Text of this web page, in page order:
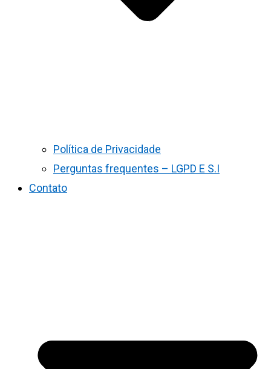
Política de Privacidade
Perguntas frequentes – LGPD E S.I
Contato